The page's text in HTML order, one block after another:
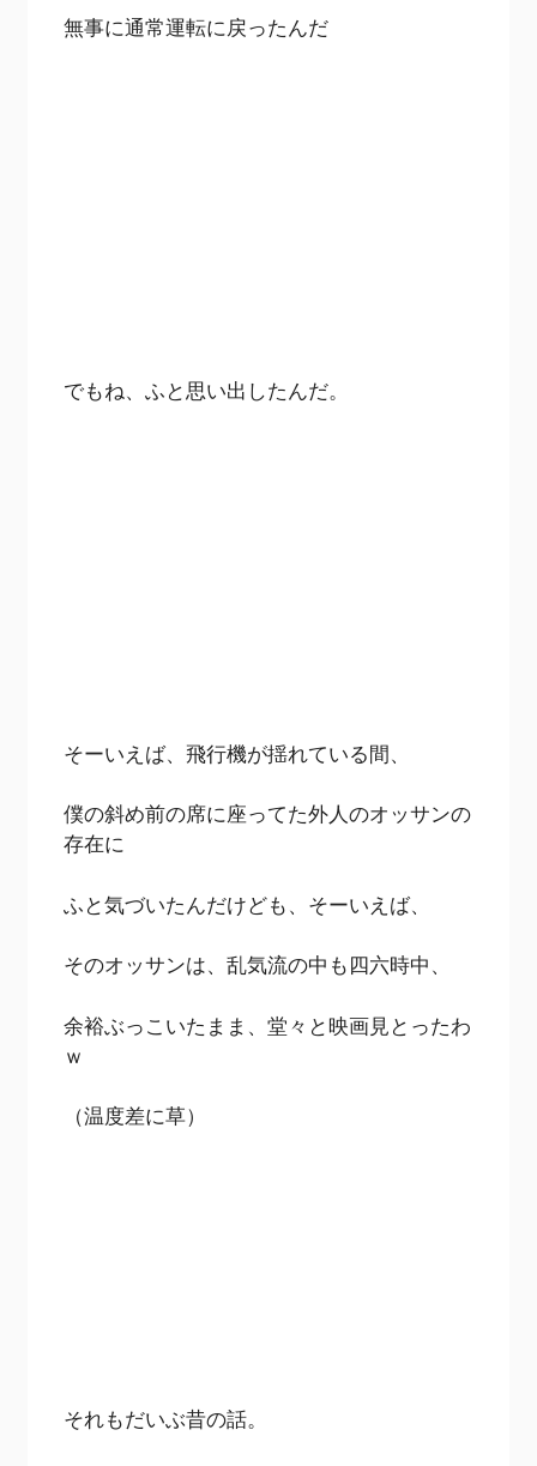
無事に通常運転に戻ったんだ
でもね、ふと思い出したんだ。
そーいえば、飛行機が揺れている間、
僕の斜め前の席に座ってた外人のオッサンの
存在に
ふと気づいたんだけども、そーいえば、
そのオッサンは、乱気流の中も四六時中、
余裕ぶっこいたまま、堂々と映画見とったわ
ｗ
（温度差に草）
それもだいぶ昔の話。